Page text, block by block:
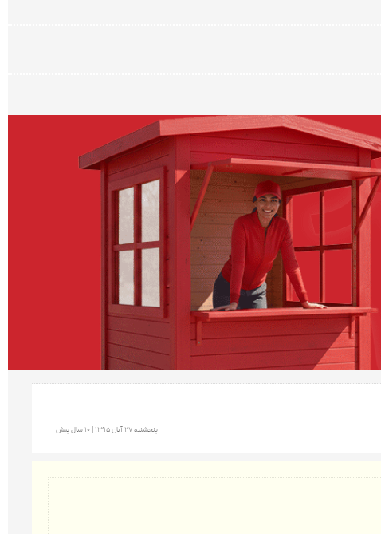
پنجشنبه 27 آبان 1395 | 10 سال پیش